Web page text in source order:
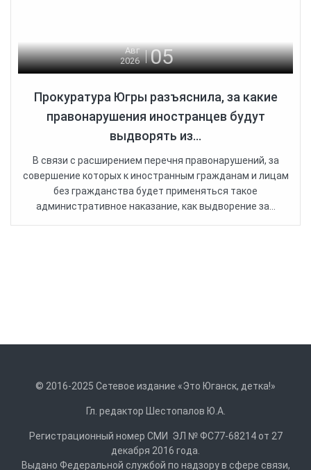
Авг
2026
05
Прокуратура Югры разъяснила, за какие
правонарушения иностранцев будут
выдворять из...
В связи с расширением перечня правонарушений, за
совершение которых к иностранным гражданам и лицам
без гражданства будет применяться такое
административное наказание, как выдворение за...
© 2016-2025 Сетевое издание «Это Юганск, детка!»
Гл. редактор Шестопалов Ю.А.
Регистрационный номер СМИ ЭЛ № ФС77-68214 от 27
декабря 2016 года.
Выдано Федеральной службой по надзору в сфере связи,